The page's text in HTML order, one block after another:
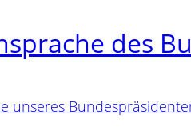
des
unseres